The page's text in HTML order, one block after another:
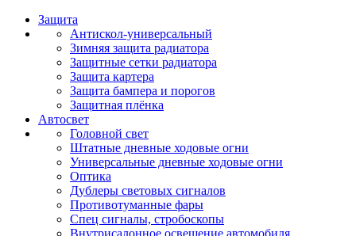
Защита
Антискол-универсальный
Зимняя защита радиатора
Защитные сетки радиатора
Защита картера
Защита бампера и порогов
Защитная плёнка
Автосвет
Головной свет
Штатные дневные ходовые огни
Универсальные дневные ходовые огни
Оптика
Дублеры световых сигналов
Противотуманные фары
Спец сигналы, стробоскопы
Внутрисалонное освещение автомобиля